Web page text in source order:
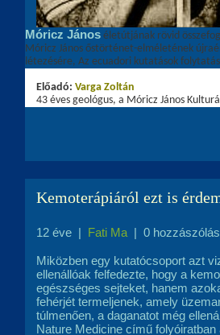
Móricz János életútjának rövid
Móricz János őstörténet-elméletének
létezésére, Az ecuadori kutatások
Előadó: Varga Zoltán
43 éves geológus, a Móricz János
Kemoterápiáról ezt is
12 éve | Fati Ma | 0 hozzászólás
Miközben egy kutatócsoport azt
ellenállóak felfedezte, hogy a
egészséges sejteket, hanem
fehérjét termeljenek, amely
túlmenően, a daganatot még
Nature Medicine című